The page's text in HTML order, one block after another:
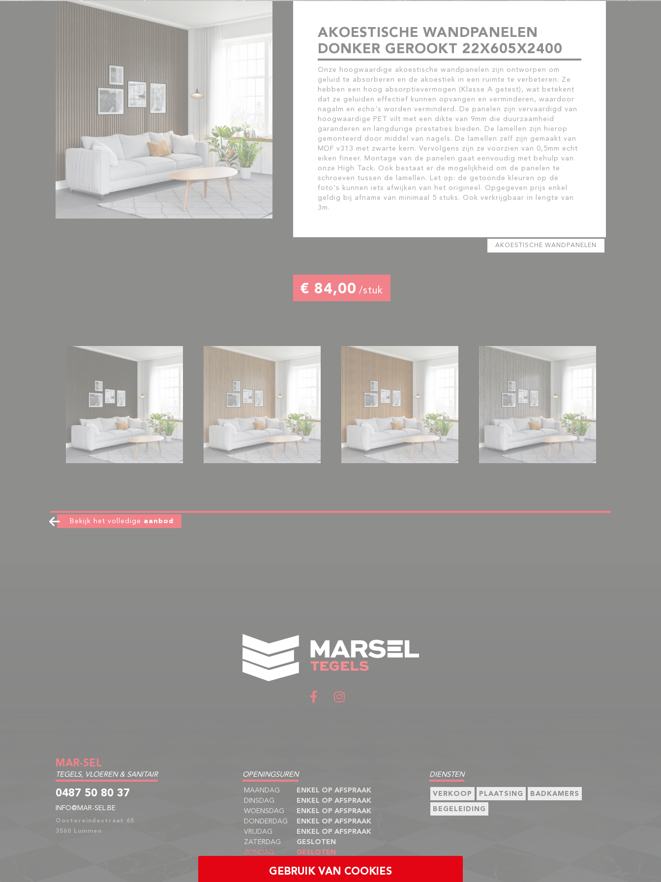
AKOESTISCHE WANDPANELEN
DONKER GEROOKT 22X605X2400
Onze hoogwaardige akoestische wandpanelen zijn ontworpen om
geluid te absorberen en de akoestiek in een ruimte te verbeteren. Ze
hebben een hoog absorptievermogen (Klasse A getest), wat betekent
dat ze geluiden effectief kunnen opvangen en verminderen, waardoor
nagalm en echo's worden verminderd. De panelen zijn vervaardigd van
hoogwaardige PET vilt met een dikte van 9mm die duurzaamheid
garanderen en langdurige prestaties bieden. De lamellen zijn hierop
gemonteerd door middel van nagels. De lamellen zelf zijn gemaakt van
MDF v313 met zwarte kern. Vervolgens zijn ze voorzien van 0,5mm echt
eiken fineer. Montage van de panelen gaat eenvoudig met behulp van
onze High Tack. Ook bestaat er de mogelijkheid om de panelen te
schroeven tussen de lamellen. Let op: de getoonde kleuren op de
foto's kunnen iets afwijken van het origineel. Opgegeven prijs enkel
geldig bij afname van minimaal 5 stuks. Ook verkrijgbaar in lengte van
3m.
AKOESTISCHE WANDPANELEN
€ 84,00 /stuk
Bekijk het volledige aanbod
MAR-SEL
TEGELS, VLOEREN & SANITAIR
0487 50 80 37
INFO@MAR-SEL.BE
Oostereindestraat 65
3560 Lummen
OPENINGSUREN
MAANDAG
ENKEL OP AFSPRAAK
DINSDAG
ENKEL OP AFSPRAAK
WOENSDAG
ENKEL OP AFSPRAAK
DONDERDAG
ENKEL OP AFSPRAAK
VRIJDAG
ENKEL OP AFSPRAAK
ZATERDAG
GESLOTEN
ZONDAG
GESLOTEN
DIENSTEN
VERKOOP PLAATSING BADKAMERS
BEGELEIDING
GEBRUIK VAN COOKIES